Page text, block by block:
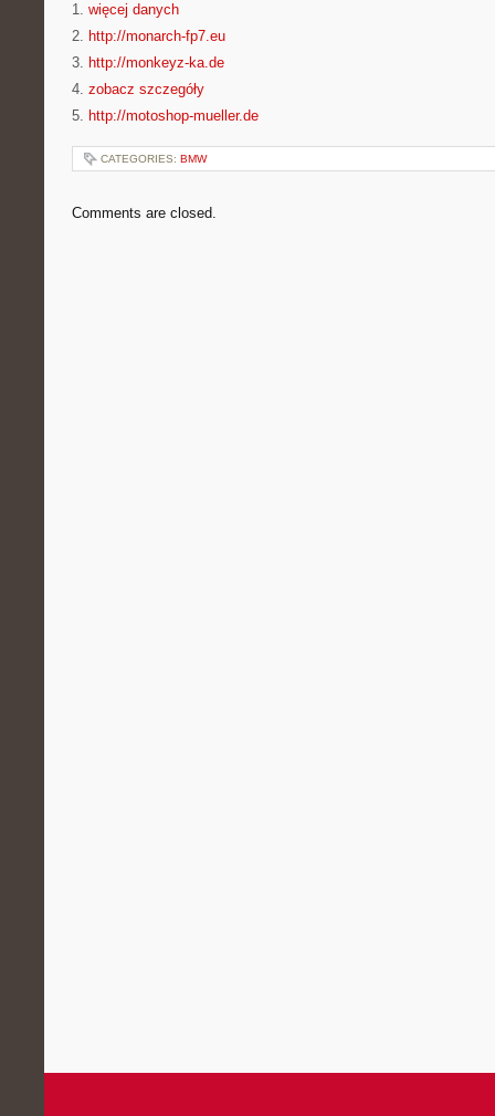
1. więcej danych
2. http://monarch-fp7.eu
3. http://monkeyz-ka.de
4. zobacz szczegóły
5. http://motoshop-mueller.de
CATEGORIES: BMW
Comments are closed.